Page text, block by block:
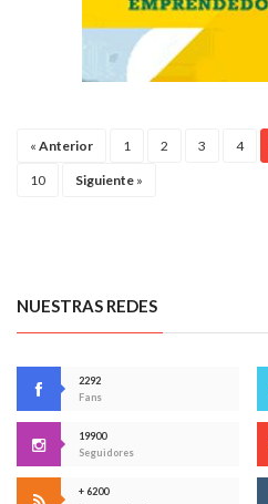
« Anterior 1 2 3 4
10 Siguiente »
NUESTRAS REDES
2292
Fans
19900
Seguidores
+ 6200